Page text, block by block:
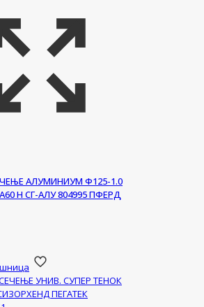
АЛУМИНИУМ Ф125-1.0
Н СГ-АЛУ 804995 ПФЕРД